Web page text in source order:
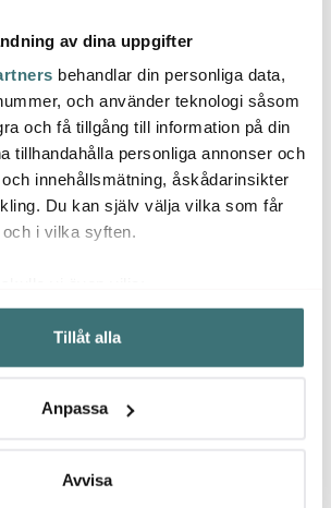
av dina uppgifter
behandlar din personliga data,
och använder teknologi såsom
och få tillgång till information på din
tillhandahålla personliga annonser och
innehållsmätning, åskådarinsikter
Du kan själv välja vilka som får
i vilka syften.
om din geografiska plats som
på upp till flera meter
enhet genom att aktivt skanna den för
hur dina personliga uppgifter
dra tillbaka ditt samtycke när som
Tillåt alla
Anpassa
Avvisa
cl
Rosenthal
Kumi skål 15 cm 78 cl vit
235 kr
av våra kunder